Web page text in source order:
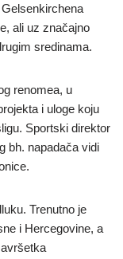
ali uz značajno
sredinama.
renomea, u
i uloge koju
Sportski direktor
bh. napadača vidi
Trenutno je
i Hercegovine, a